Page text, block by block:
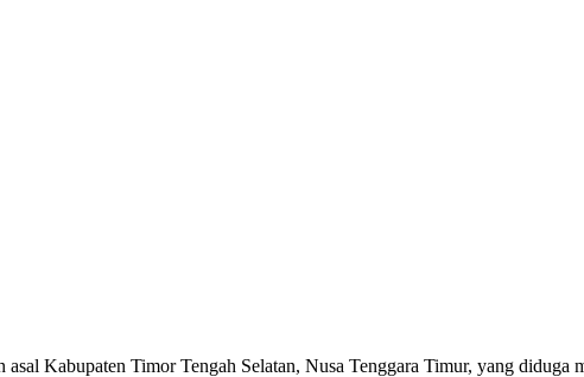
Kabupaten Timor Tengah Selatan, Nusa Tenggara Timur, yang diduga